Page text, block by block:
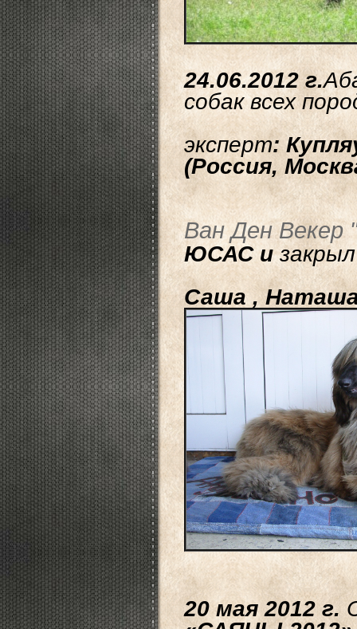
24.06.2012 г.
собак всех
эксперт:
(Россия,
Ван Ден Векер
ЮСАС и
Саша ,
20 мая 2012 г.